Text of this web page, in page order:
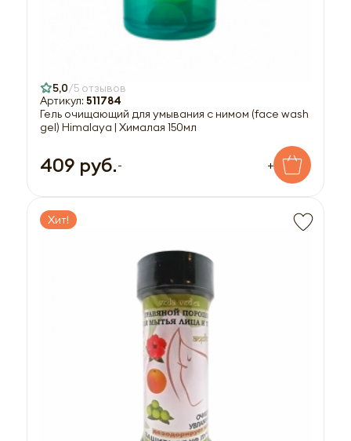
5,0 5 отзывов
Артикул: 511784
Гель очищающий для умывания с нимом (face wash
gel) Himalaya | Хималая 150мл
409 руб.- +
Хит!